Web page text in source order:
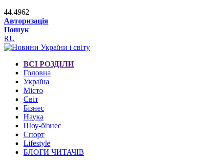
44.4962
Авторизація
Пошук
RU
ВСІ РОЗДІЛИ
Головна
Україна
Місто
Світ
Бізнес
Наука
Шоу-бізнес
Спорт
Lifestyle
БЛОГИ ЧИТАЧІВ